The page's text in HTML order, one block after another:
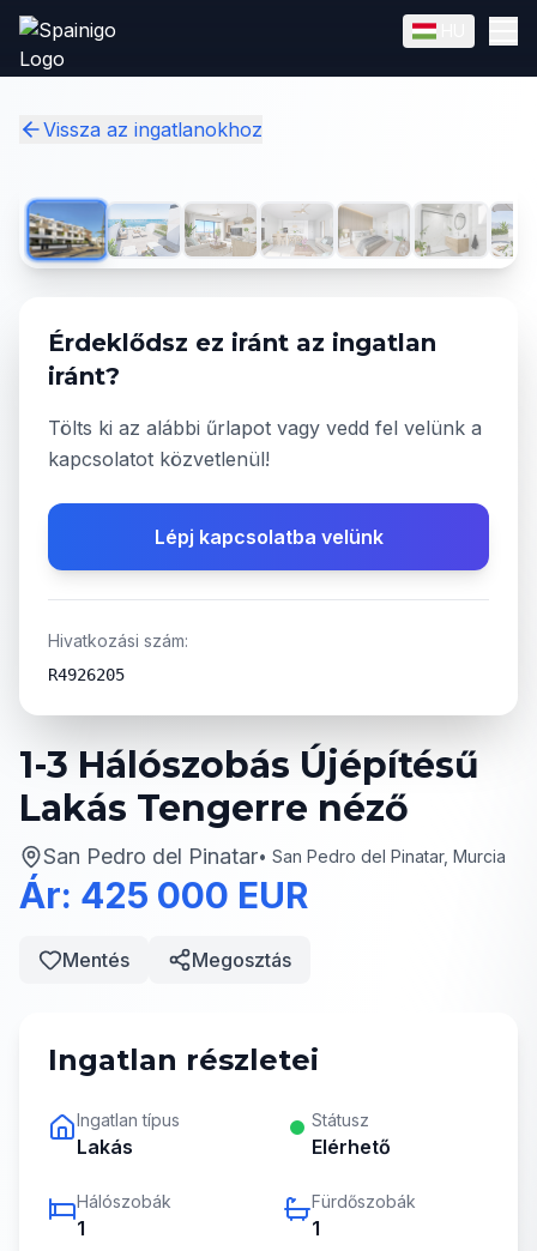
Skip to main content
Vissza az ingatlanokhoz
1-3 Hálószobás Újépítésű
Lakás Tengerre néző
San Pedro del Pinatar• San Pedro del Pinatar, Murcia
Ár: 425 000 EUR
Mentés Megosztás
Ingatlan részletei
Ingatlan típus
Lakás
Státusz
Elérhető
Hálószobák
1
Fürdőszobák
1
Érdeklődsz ez iránt az ingatlan
iránt?
Tölts ki az alábbi űrlapot vagy vedd fel velünk a
kapcsolatot közvetlenül!
Lépj kapcsolatba velünk
Hivatkozási szám:
R4926205